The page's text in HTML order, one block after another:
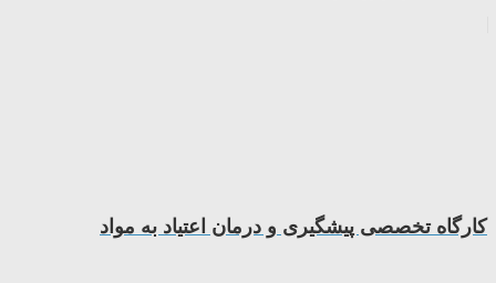
کارگاه تخصصی پیشگیری و درمان اعتیاد به مواد